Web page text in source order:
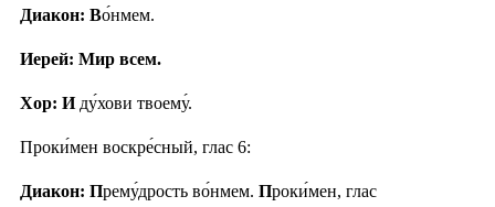
Диакон: Во́нмем.
Иерей: Мир всем.
Хор: Иду́хови твоему́.
Проки́мен воскре́сный, глас 6:
Диакон: Прему́дрость во́нмем. Проки́мен, глас